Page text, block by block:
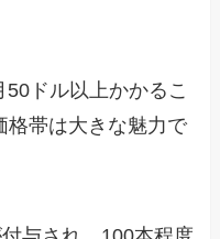
ドル以上かかるこ
格帯は大きな魅力で